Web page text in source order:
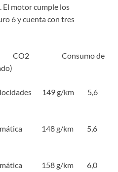
El motor cumple los
6 y cuenta con tres
Consumo de
149 g/km 5,6
148 g/km 5,6
158 g/km 6,0